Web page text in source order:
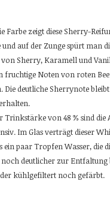
Farbe zeigt diese Sherry-
und auf der Zunge spürt man
Sherry, Karamell und
fruchtige Noten von roten
Die deutliche Sherrynote
Trinkstärke von 48 % sind die
Im Glas verträgt dieser
ein paar Tropfen Wasser, die
deutlicher zur Entfaltung
kühlgefiltert noch gefärbt.